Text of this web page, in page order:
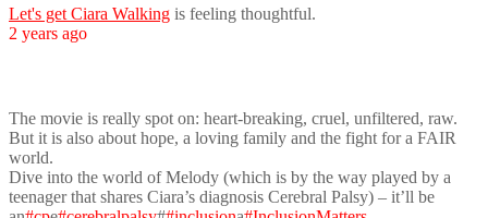
Let's get Ciara Walking is feeling thoughtful.
2 years ago
The movie is really spot on: heart-breaking, cruel, unfiltered, raw.
But it is also about hope, a loving family and the fight for a FAIR
world.
Dive into the world of Melody (which is by the way played by a
teenager that shares Ciara’s diagnosis Cerebral Palsy) – it’ll be